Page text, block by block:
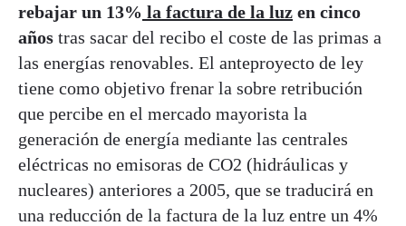
rebajar un 13% la factura de la luz en cinco
años tras sacar del recibo el coste de las primas a
las energías renovables. El anteproyecto de ley
tiene como objetivo frenar la sobre retribución
que percibe en el mercado mayorista la
generación de energía mediante las centrales
eléctricas no emisoras de CO2 (hidráulicas y
nucleares) anteriores a 2005, que se traducirá en
una reducción de la factura de la luz entre un 4%